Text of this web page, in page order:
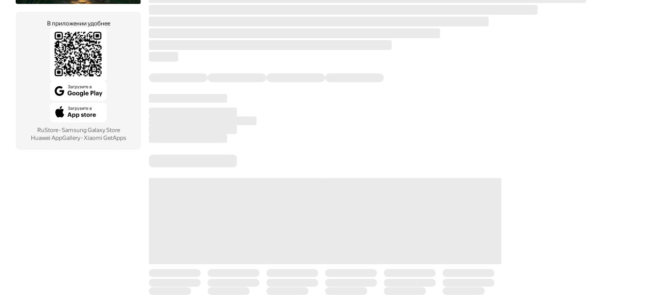
В приложении удобнее
RuStore· Samsung Galaxy Store
Huawei AppGallery· Xiaomi GetApps